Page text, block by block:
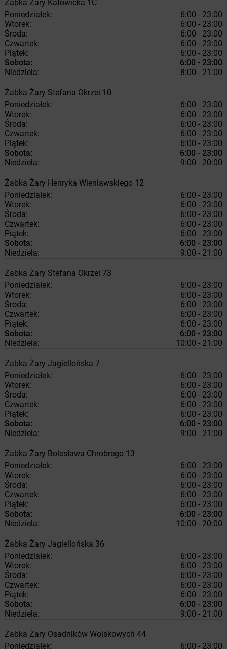
Żabka Żary Katowicka 1C
Poniedziałek:
6:00 - 23:00
Wtorek:
6:00 - 23:00
Środa:
6:00 - 23:00
Czwartek:
6:00 - 23:00
Piątek:
6:00 - 23:00
Sobota:
6:00 - 23:00
Niedziela:
8:00 - 21:00
Żabka Żary Stefana Okrzei 10
Poniedziałek:
6:00 - 23:00
Wtorek:
6:00 - 23:00
Środa:
6:00 - 23:00
Czwartek:
6:00 - 23:00
Piątek:
6:00 - 23:00
Sobota:
6:00 - 23:00
Niedziela:
9:00 - 20:00
Żabka Żary Henryka Wieniawskiego 12
Poniedziałek:
6:00 - 23:00
Wtorek:
6:00 - 23:00
Środa:
6:00 - 23:00
Czwartek:
6:00 - 23:00
Piątek:
6:00 - 23:00
Sobota:
6:00 - 23:00
Niedziela:
9:00 - 21:00
Żabka Żary Stefana Okrzei 73
Poniedziałek:
6:00 - 23:00
Wtorek:
6:00 - 23:00
Środa:
6:00 - 23:00
Czwartek:
6:00 - 23:00
Piątek:
6:00 - 23:00
Sobota:
6:00 - 23:00
Niedziela:
10:00 - 21:00
Żabka Żary Jagiellońska 7
Poniedziałek:
6:00 - 23:00
Wtorek:
6:00 - 23:00
Środa:
6:00 - 23:00
Czwartek:
6:00 - 23:00
Piątek:
6:00 - 23:00
Sobota:
6:00 - 23:00
Niedziela:
9:00 - 21:00
Żabka Żary Bolesława Chrobrego 13
Poniedziałek:
6:00 - 23:00
Wtorek:
6:00 - 23:00
Środa:
6:00 - 23:00
Czwartek:
6:00 - 23:00
Piątek:
6:00 - 23:00
Sobota:
6:00 - 23:00
Niedziela:
10:00 - 20:00
Żabka Żary Jagiellońska 36
Poniedziałek:
6:00 - 23:00
Wtorek:
6:00 - 23:00
Środa:
6:00 - 23:00
Czwartek:
6:00 - 23:00
Piątek:
6:00 - 23:00
Sobota:
6:00 - 23:00
Niedziela:
9:00 - 21:00
Żabka Żary Osadników Wojskowych 44
Poniedziałek:
6:00 - 23:00